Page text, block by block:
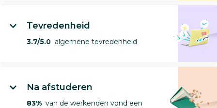
Tevredenheid
3.7/5.0 algemene tevredenheid
Na afstuderen
83% van de werkenden vond een